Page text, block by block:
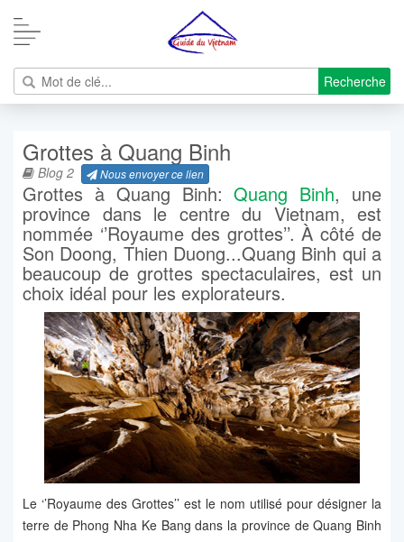
Recherche
Grottes à Quang Binh
Blog 2 Nous envoyer ce lien
Grottes à Quang Binh:Quang Binh, une
province dans le centre du Vietnam, est
nommée ‘’Royaume des grottes’’. À côté de
Son Doong, Thien Duong...Quang Binh qui a
beaucoup de grottes spectaculaires, est un
choix idéal pour les explorateurs.
Le ‘’Royaume des Grottes’’ est le nom utilisé pour désigner la
terre de Phong Nha Ke Bang dans la province de Quang Binh